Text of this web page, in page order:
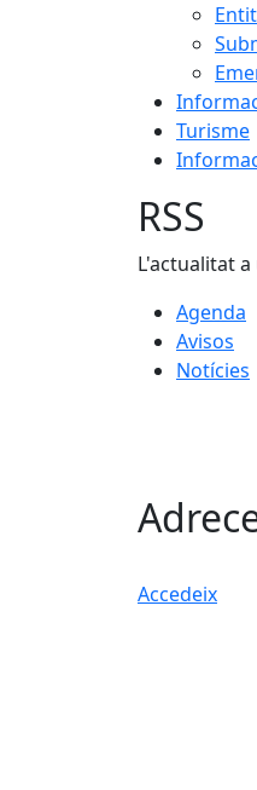
Turisme
RSS
L'actualitat a
Agenda
Avisos
Notícies
Accedeix